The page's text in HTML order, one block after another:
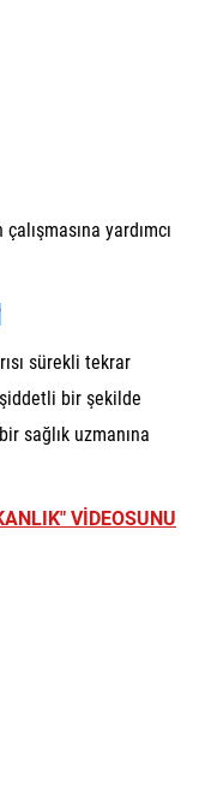
yardımcı
sürekli tekrar
bir şekilde
sağlık uzmanına
VİDEOSUNU